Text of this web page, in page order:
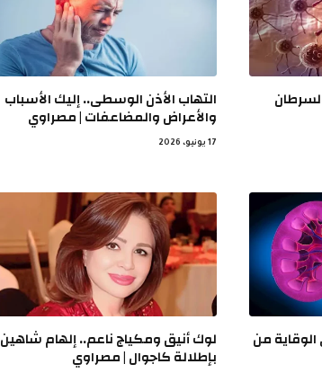
التهاب الأذن الوسطى.. إليك الأسباب
والأعراض والمضاعفات | مصراوي
17 يونيو، 2026
من لوك أنيق ومكياج ناعم.. إلهام شاهين
بإطلالة كاجوال | مصراوي